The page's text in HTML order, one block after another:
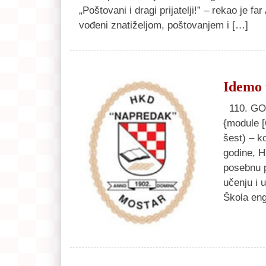
„Poštovani i dragi prijatelji!” – rekao je
vođeni znatiželjom, poštovanjem i […]
110.
{module
šest) –
godine,
posebnu
učenju i
Škola